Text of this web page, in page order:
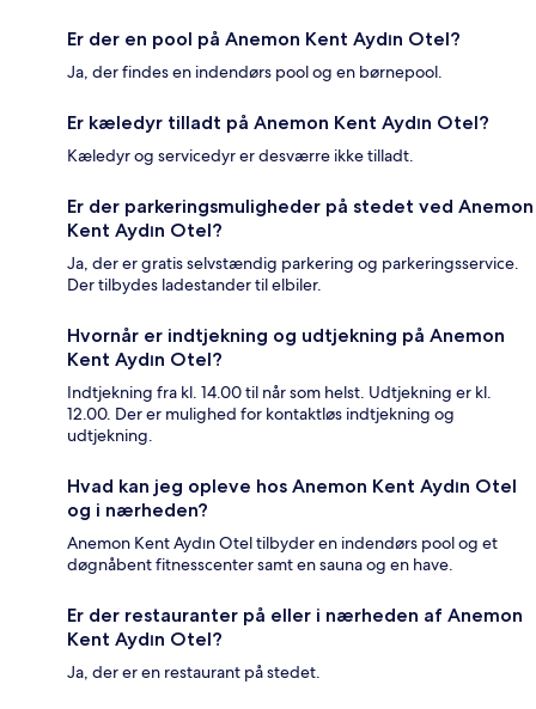
Er der en pool på Anemon Kent Aydın Otel?
Ja, der findes en indendørs pool og en børnepool.
Er kæledyr tilladt på Anemon Kent Aydın Otel?
Kæledyr og servicedyr er desværre ikke tilladt.
Er der parkeringsmuligheder på stedet ved Anemon
Kent Aydın Otel?
Ja, der er gratis selvstændig parkering og parkeringsservice.
Der tilbydes ladestander til elbiler.
Hvornår er indtjekning og udtjekning på Anemon
Kent Aydın Otel?
Indtjekning fra kl. 14.00 til når som helst. Udtjekning er kl.
12.00. Der er mulighed for kontaktløs indtjekning og
udtjekning.
Hvad kan jeg opleve hos Anemon Kent Aydın Otel
og i nærheden?
Anemon Kent Aydın Otel tilbyder en indendørs pool og et
døgnåbent fitnesscenter samt en sauna og en have.
Er der restauranter på eller i nærheden af Anemon
Kent Aydın Otel?
Ja, der er en restaurant på stedet.